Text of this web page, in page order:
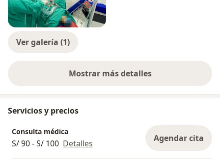
Ver galería (1)
Mostrar más detalles
sobre la experiencia
Servicios y precios
Consulta médica
S/ 90 - S/ 100 Detalles Agendar cita